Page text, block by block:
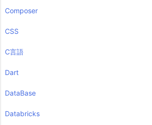
Composer
CSS
C言語
Dart
DataBase
Databricks